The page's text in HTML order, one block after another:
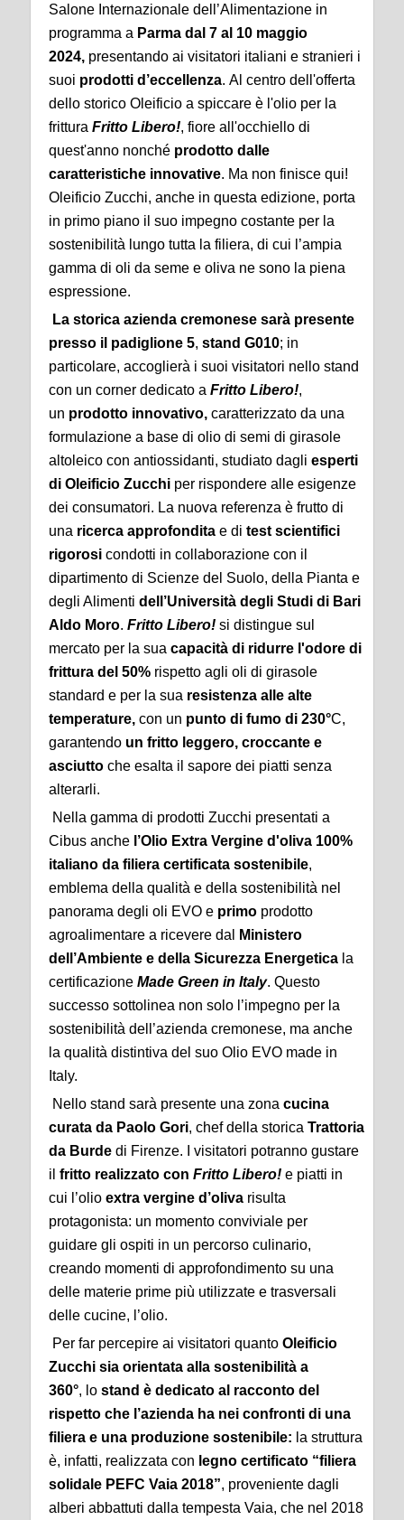
Salone Internazionale dell’Alimentazione in
programma a Parma dal 7 al 10 maggio
2024, presentando ai visitatori italiani e stranieri i
suoi prodotti d’eccellenza. Al centro dell'offerta
dello storico Oleificio a spiccare è l'olio per la
frittura Fritto Libero!, fiore all'occhiello di
quest'anno nonché prodotto dalle
caratteristiche innovative. Ma non finisce qui!
Oleificio Zucchi, anche in questa edizione, porta
in primo piano il suo impegno costante per la
sostenibilità lungo tutta la filiera, di cui l’ampia
gamma di oli da seme e oliva ne sono la piena
espressione.
La storica azienda cremonese sarà presente
presso il padiglione 5, stand G010; in
particolare, accoglierà i suoi visitatori nello stand
con un corner dedicato a Fritto Libero!,
un prodotto innovativo, caratterizzato da una
formulazione a base di olio di semi di girasole
altoleico con antiossidanti, studiato dagli esperti
di Oleificio Zucchi per rispondere alle esigenze
dei consumatori. La nuova referenza è frutto di
una ricerca approfondita e di test scientifici
rigorosi condotti in collaborazione con il
dipartimento di Scienze del Suolo, della Pianta e
degli Alimenti dell’Università degli Studi di Bari
Aldo Moro. Fritto Libero! si distingue sul
mercato per la sua capacità di ridurre l'odore di
frittura del 50% rispetto agli oli di girasole
standard e per la sua resistenza alle alte
temperature, con un punto di fumo di 230°C,
garantendo un fritto leggero, croccante e
asciutto che esalta il sapore dei piatti senza
alterarli.
Nella gamma di prodotti Zucchi presentati a
Cibus anche l’Olio Extra Vergine d'oliva 100%
italiano da filiera certificata sostenibile,
emblema della qualità e della sostenibilità nel
panorama degli oli EVO e primo prodotto
agroalimentare a ricevere dal
Ministero
dell’Ambiente e della Sicurezza Energetica la
certificazione Made Green in Italy. Questo
successo sottolinea non solo l’impegno per la
sostenibilità dell’azienda cremonese, ma anche
la qualità distintiva del suo Olio EVO made in
Italy.
Nello stand sarà presente una zona cucina
curata da Paolo Gori, chef della storica Trattoria
da Burde di Firenze. I visitatori potranno gustare
il fritto realizzato con Fritto Libero! e piatti in
cui l’olio extra vergine d’oliva risulta
protagonista: un momento conviviale per
guidare gli ospiti in un percorso culinario,
creando momenti di approfondimento su una
delle materie prime più utilizzate e trasversali
delle cucine, l’olio.
Per far percepire ai visitatori quanto Oleificio
Zucchi sia orientata alla sostenibilità a
360°, lo stand è dedicato al racconto del
rispetto che l’azienda ha nei confronti di una
filiera e una produzione sostenibile: la struttura
è, infatti, realizzata con legno certificato “filiera
solidale PEFC Vaia 2018”, proveniente dagli
alberi abbattuti dalla tempesta Vaia, che nel 2018